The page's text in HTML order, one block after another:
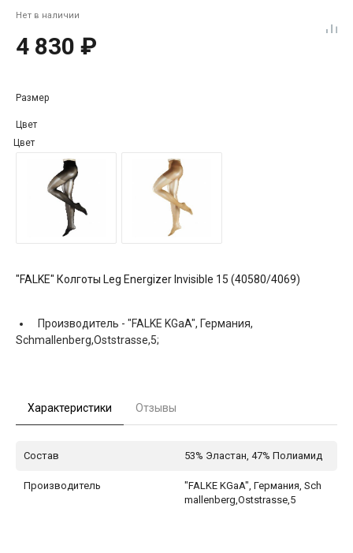
Нет в наличии
4 830 ₽
Размер
Цвет
Цвет
"FALKE" Колготы Leg Energizer Invisible 15 (40580/4069)
Производитель - "FALKE KGaA", Германия,
Schmallenberg,Oststrasse,5;
Характеристики Отзывы
Состав 53% Эластан, 47% Полиамид
Производитель
"FALKE KGaA", Германия, Sch
mallenberg,Oststrasse,5